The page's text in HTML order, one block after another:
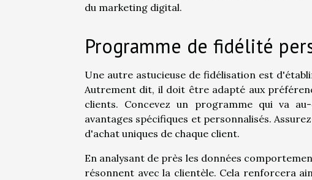
du marketing digital.
Programme de fidélité
Une autre astucieuse de fidélisation est
Autrement dit, il doit être adapté aux
clients. Concevez un programme qui va
avantages spécifiques et personnalisés.
d'achat uniques de chaque client.
En analysant de près les données
résonnent avec la clientèle. Cela renforcera